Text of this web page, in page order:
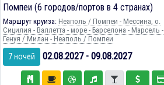
Помпеи (6 городов/портов в 4 странах)
Маршрут круиза: Неаполь / Помпеи - Мессина, о.
Сицилия - Валлетта - море - Барселона - Марсель -
Генуя / Милан - Неаполь / Помпеи
7 ночей 02.08.2027 - 09.08.2027